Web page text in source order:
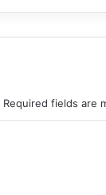
Required fields are